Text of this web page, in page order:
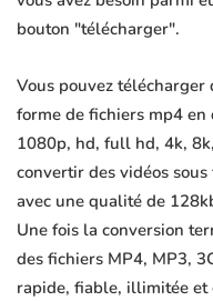
bouton "télécharger".
Vous pouvez télécharger
forme de fichiers mp4
1080p, hd, full hd, 4k,
convertir des vidéos
avec une qualité de
Une fois la conversion
des fichiers MP4, MP3,
rapide, fiable, illimitée et